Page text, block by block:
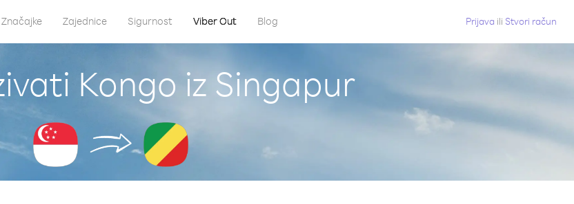
Značajke Zajednice Sigurnost Viber Out Blog Prijava ili Stvori račun
Kongo iz Singapur